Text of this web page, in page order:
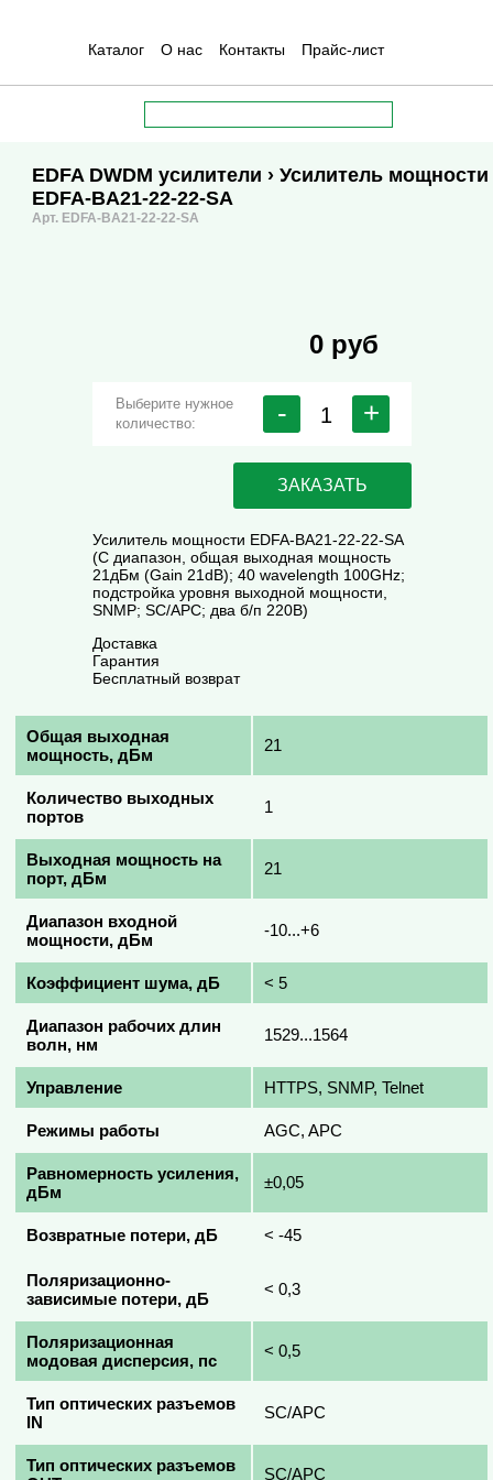
Каталог О нас Контакты Прайс-лист
EDFA DWDM усилители › Усилитель мощности
EDFA-BA21-22-22-SA
Арт. EDFA-BA21-22-22-SA
0 руб
Выберите нужное
количество:
- +
ЗАКАЗАТЬ
Усилитель мощности EDFA-BA21-22-22-SA
(C диапазон, общая выходная мощность
21дБм (Gain 21dB); 40 wavelength 100GHz;
подстройка уровня выходной мощности,
SNMP; SC/APC; два б/п 220В)
Доставка
Гарантия
Бесплатный возврат
Общая выходная
мощность, дБм
21
Количество выходных
портов
1
Выходная мощность на
порт, дБм
21
Диапазон входной
мощности, дБм
-10...+6
Коэффициент шума, дБ < 5
Диапазон рабочих длин
волн, нм
1529...1564
Управление HTTPS, SNMP, Telnet
Режимы работы AGC, APC
Равномерность усиления,
дБм
±0,05
Возвратные потери, дБ < -45
Поляризационно-
зависимые потери, дБ
< 0,3
Поляризационная
модовая дисперсия, пс
< 0,5
Тип оптических разъемов
IN
SC/APC
Тип оптических разъемов
SC/APC